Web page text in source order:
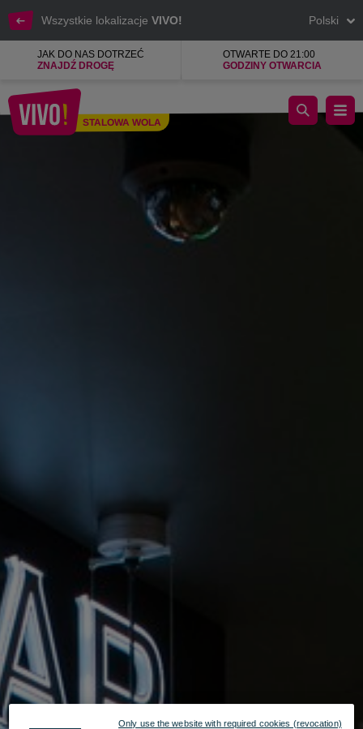
Wszystkie lokalizacje VIVO! Polski
JAK DO NAS DOTRZEĆ
ZNAJDŹ DROGĘ
OTWARTE DO 21:00
GODZINY OTWARCIA
STALOWA WOLA
Nowoczesne Kino, Komfortowe seanse
Only use the website with required cookies (revocation)